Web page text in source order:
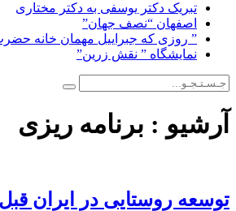
تبریک دکتر یوسفی به دکتر مختاری
اصفهان “نصف جهان”
” روزی که جبراییل مهمان خانه
نمایشگاه ” نقش زرین”
آرشیو : برنامه ریزی
توسعه روستایی در ایران قبل